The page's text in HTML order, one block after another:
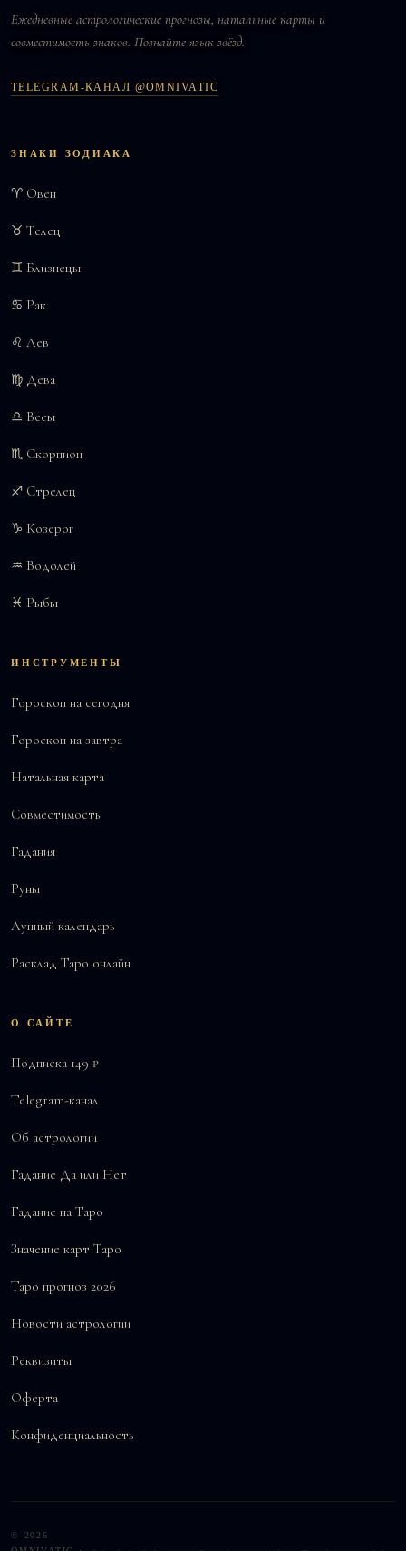
Ежедневные астрологические прогнозы, натальные карты и
совместимость знаков. Познайте язык звёзд.
TELEGRAM-КАНАЛ @OMNIVATIC
ЗНАКИ ЗОДИАКА
♈ Овен
♉ Телец
♊ Близнецы
♋ Рак
♌ Лев
♍ Дева
♎ Весы
♏ Скорпион
♐ Стрелец
♑ Козерог
♒ Водолей
♓ Рыбы
ИНСТРУМЕНТЫ
Гороскоп на сегодня
Гороскоп на завтра
Натальная карта
Совместимость
Гадания
Руны
Лунный календарь
Расклад Таро онлайн
О САЙТЕ
Подписка 149 ₽
Telegram-канал
Об астрологии
Гадание Да или Нет
Гадание на Таро
Значение карт Таро
Таро прогноз 2026
Новости астрологии
Реквизиты
Оферта
Конфиденциальность
© 2026